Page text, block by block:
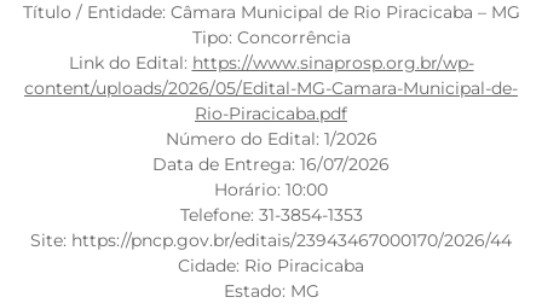
Título / Entidade: Câmara Municipal de Rio Piracicaba – MG
Tipo: Concorrência
Link do Edital: https://www.sinaprosp.org.br/wp-
content/uploads/2026/05/Edital-MG-Camara-Municipal-de-
Rio-Piracicaba.pdf
Número do Edital: 1/2026
Data de Entrega: 16/07/2026
Horário: 10:00
Telefone: 31-3854-1353
Site: https://pncp.gov.br/editais/23943467000170/2026/44
Cidade: Rio Piracicaba
Estado: MG